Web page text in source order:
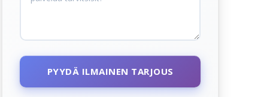
PYYDÄ ILMAINEN TARJOUS